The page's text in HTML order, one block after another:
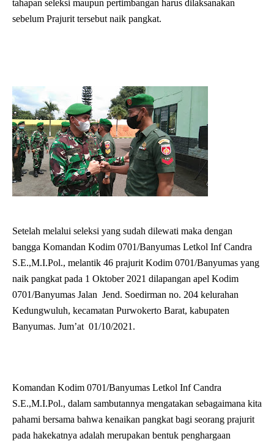
tahapan seleksi maupun pertimbangan harus dilaksanakan
sebelum Prajurit tersebut naik pangkat.
Setelah melalui seleksi yang sudah dilewati maka dengan
bangga Komandan Kodim 0701/Banyumas Letkol Inf Candra
S.E.,M.I.Pol., melantik 46 prajurit Kodim 0701/Banyumas yang
naik pangkat pada 1 Oktober 2021 dilapangan apel Kodim
0701/Banyumas Jalan Jend. Soedirman no. 204 kelurahan
Kedungwuluh, kecamatan Purwokerto Barat, kabupaten
Banyumas. Jum’at 01/10/2021.
Komandan Kodim 0701/Banyumas Letkol Inf Candra
S.E.,M.I.Pol., dalam sambutannya mengatakan sebagaimana kita
pahami bersama bahwa kenaikan pangkat bagi seorang prajurit
pada hakekatnya adalah merupakan bentuk penghargaan